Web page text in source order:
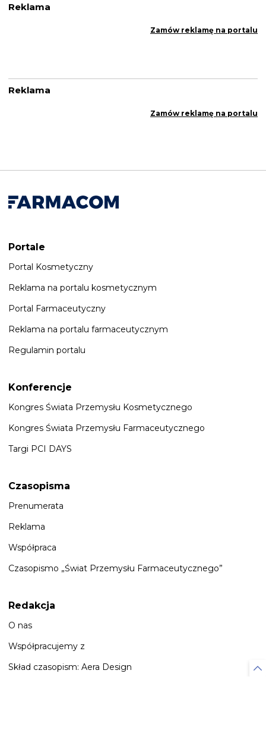
Reklama
Zamów reklamę na portalu
Reklama
Zamów reklamę na portalu
Portale
Portal Kosmetyczny
Reklama na portalu kosmetycznym
Portal Farmaceutyczny
Reklama na portalu farmaceutycznym
Regulamin portalu
Konferencje
Kongres Świata Przemysłu Kosmetycznego
Kongres Świata Przemysłu Farmaceutycznego
Targi PCI DAYS
Czasopisma
Prenumerata
Reklama
Współpraca
Czasopismo „Świat Przemysłu Farmaceutycznego”
Redakcja
O nas
Współpracujemy z
Skład czasopism: Aera Design